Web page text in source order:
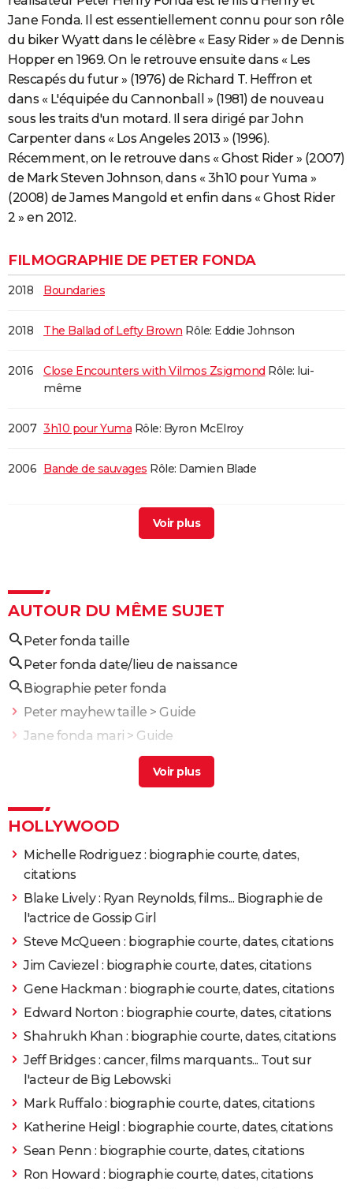
Destinations
City break
Voyage nature
Voyage de noces
Forum
Climat
+
PHOTO
BONS PLANS
CARTE DE VOEUX
Carte de Noël
Carte Bonne année
Carte Saint-Valentin
Carte Pâques
Carte d'anniversaire
DICTIONNAIRE
Dictionnaire
Biographies
Citations
Expressions
Proverbes
PROGRAMME TV
COPAINS D'AVANT
FORUM
Jane Fonda. Il est essentiellement connu pour son rôle
du biker Wyatt dans le célèbre « Easy Rider » de Dennis
Hopper en 1969. On le retrouve ensuite dans « Les
Rescapés du futur » (1976) de Richard T. Heffron et
dans « L'équipée du Cannonball » (1981) de nouveau
sous les traits d'un motard. Il sera dirigé par John
Carpenter dans « Los Angeles 2013 » (1996).
Récemment, on le retrouve dans « Ghost Rider » (2007)
de Mark Steven Johnson, dans « 3h10 pour Yuma »
(2008) de James Mangold et enfin dans « Ghost Rider
2 » en 2012.
FILMOGRAPHIE DE PETER FONDA
2018 Boundaries
2018 The Ballad of Lefty Brown Rôle: Eddie Johnson
2016 Close Encounters with Vilmos Zsigmond Rôle: lui-
même
2007 3h10 pour Yuma Rôle: Byron McElroy
2006 Bande de sauvages Rôle: Damien Blade
Rôle: le grand-père
2000 West of Hell
1999 L'AnglaisRôle: Valentine
1997 L'Or de la vie
1994 Nadja
1988 The Last Movie Rôle: le jeune shériff
1975 Course contre l'enfer
1974 Larry le dingue, Mary la garce Rôle: Larry Rayder
1973 Brève rencontre à Paris Rôle: Even Bonner
L'Homme sans frontière
1969 Easy Rider Rôle: Wyatt
1968 Histoires extraordinaires Rôle: Wilhelm Berlifitzing
1967 The Trip Rôle: Paul Groves
AUTOUR DU MÊME SUJET
Peter fonda taille
Peter fonda date/lieu de naissance
Biographie peter fonda
Peter mayhew taille > Guide
Jane fonda mari > Guide
> Guide
Robbie Coltrane : biographie de l'acteur qui joue
Hagrid dans Harry Potter
HOLLYWOOD
Michelle Rodriguez : biographie courte, dates,
citations
Blake Lively : Ryan Reynolds, films... Biographie de
l'actrice de Gossip Girl
Steve McQueen : biographie courte, dates, citations
Jim Caviezel : biographie courte, dates, citations
Gene Hackman : biographie courte, dates, citations
Edward Norton : biographie courte, dates, citations
Shahrukh Khan : biographie courte, dates, citations
Jeff Bridges : cancer, films marquants... Tout sur
l'acteur de Big Lebowski
Mark Ruffalo : biographie courte, dates, citations
Katherine Heigl : biographie courte, dates, citations
Sean Penn : biographie courte, dates, citations
Ron Howard : biographie courte, dates, citations